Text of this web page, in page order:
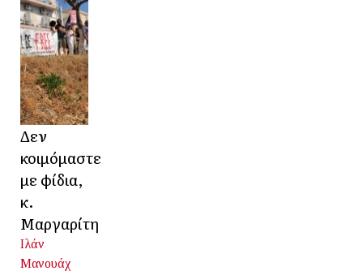
Δεν
κοιμόμαστε
με φίδια,
κ.
Μαργαρίτη
Ιλάν
Μανουάχ